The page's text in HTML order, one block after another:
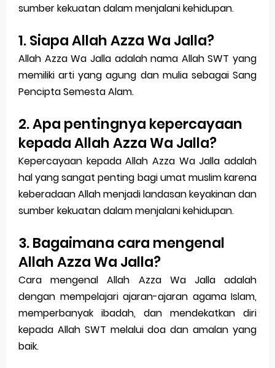
sumber kekuatan dalam menjalani kehidupan.
1. Siapa Allah Azza Wa Jalla?
Allah Azza Wa Jalla adalah nama Allah SWT yang
memiliki arti yang agung dan mulia sebagai Sang
Pencipta Semesta Alam.
2. Apa pentingnya kepercayaan
kepada Allah Azza Wa Jalla?
Kepercayaan kepada Allah Azza Wa Jalla adalah
hal yang sangat penting bagi umat muslim karena
keberadaan Allah menjadi landasan keyakinan dan
sumber kekuatan dalam menjalani kehidupan.
3. Bagaimana cara mengenal
Allah Azza Wa Jalla?
Cara mengenal Allah Azza Wa Jalla adalah
dengan mempelajari ajaran-ajaran agama Islam,
memperbanyak ibadah, dan mendekatkan diri
kepada Allah SWT melalui doa dan amalan yang
baik.